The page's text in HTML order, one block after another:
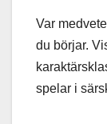
Var
du börjar.
spelar i